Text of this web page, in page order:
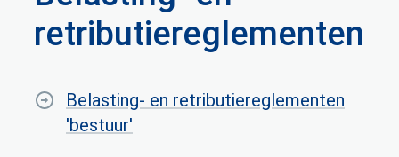
retributiereglementen
Belasting- en retributiereglementen
'bestuur'